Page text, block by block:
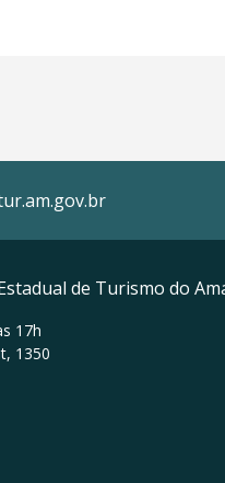
de Turismo do
17h
1350